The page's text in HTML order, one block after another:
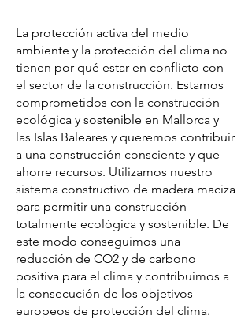
La protección activa del medio
ambiente y la protección del clima no
tienen por qué estar en conflicto con
el sector de la construcción. Estamos
comprometidos con la construcción
ecológica y sostenible en Mallorca y
las Islas Baleares y queremos contribuir
a una construcción consciente y que
ahorre recursos. Utilizamos nuestro
sistema constructivo de madera maciza
para permitir una construcción
totalmente ecológica y sostenible. De
este modo conseguimos una
reducción de CO2 y de carbono
positiva para el clima y contribuimos a
la consecución de los objetivos
europeos de protección del clima.